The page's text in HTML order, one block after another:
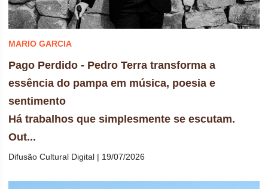
MARIO GARCIA
Pago Perdido - Pedro Terra transforma a
essência do pampa em música, poesia e
sentimento
Há trabalhos que simplesmente se escutam.
Out...
Difusão Cultural Digital | 19/07/2026